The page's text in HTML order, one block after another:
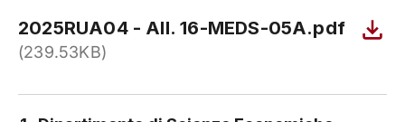
2025RUA04 - All. 16-MEDS-05A.pdf
(239.53KB)